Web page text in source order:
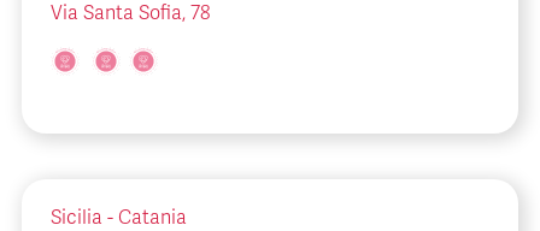
Via Santa Sofia, 78
Sicilia - Catania